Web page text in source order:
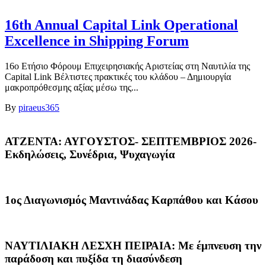
16th Annual Capital Link Operational
Excellence in Shipping Forum
16ο Ετήσιο Φόρουμ Επιχειρησιακής Αριστείας στη Ναυτιλία της
Capital Link Βέλτιστες πρακτικές του κλάδου – Δημιουργία
μακροπρόθεσμης αξίας μέσω της...
By piraeus365
ΑΤΖΕΝΤΑ: ΑΥΓΟΥΣΤΟΣ- ΣΕΠΤΕΜΒΡΙΟΣ 2026-
Εκδηλώσεις, Συνέδρια, Ψυχαγωγία
1ος Διαγωνισμός Μαντινάδας Καρπάθου και Κάσου
ΝΑΥΤΙΛΙΑΚΗ ΛΕΣΧΗ ΠΕΙΡΑΙΑ: Με έμπνευση την
παράδοση και πυξίδα τη διασύνδεση